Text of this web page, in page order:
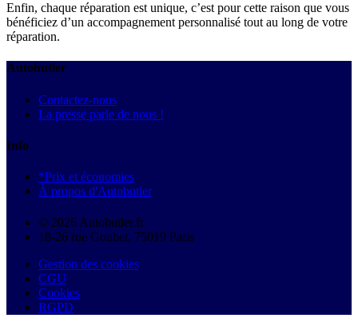
Enfin, chaque réparation est unique, c’est pour cette raison que vous
bénéficiez d’un accompagnement personnalisé tout au long de votre
réparation.
Autobutler
Contactez-nous
La presse parle de nous !
Info
*Prix et économies
À propos d'Autobutler
© 2026 Autobutler.fr
18-26 rue Goubet, 75019 Paris
Gestion des cookies
CGU
Cookies
RGPD